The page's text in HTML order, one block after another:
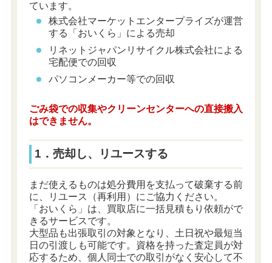
ています。
株式会社マーケットエンタープライズが運営
する「おいくら」による売却
リネットジャパンリサイクル株式会社による
宅配便での回収
パソコンメーカー等での回収
ごみ袋での収集やクリーンセンターへの直接搬入
はできません。
1．売却し、リユースする
まだ使えるものは処分費用を支払って破棄する前
に、リユース（再利用）にご協力ください。
「おいくら」は、買取店に一括見積もり依頼がで
きるサービスです。
大型品も出張取引の対象となり、土日祝や最短当
日の引渡しも可能です。資格を持った査定員が対
応するため、個人同士での取引がなく安心して不